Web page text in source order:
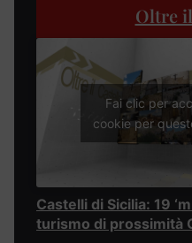
Oltre
Fai clic per
cookie per
Castelli di Sicilia: 19
turismo di prossimità